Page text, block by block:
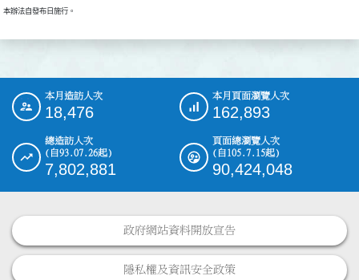
本辦法自發布日施行。
::: 本月造訪人次
18,476
本月頁面瀏覽人次
162,893
總造訪人次
(自93.07.26起)
7,802,881
頁面總瀏覽人次
(自105.7.15起)
90,424,048
政府網站資料開放宣告
隱私權及資訊安全政策